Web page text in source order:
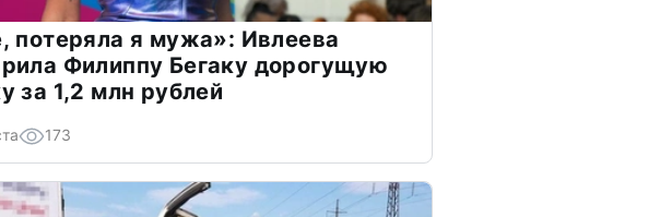
потеряла я мужа»: Ивлеева
Филиппу Бегаку дорогущую
за 1,2 млн рублей
173